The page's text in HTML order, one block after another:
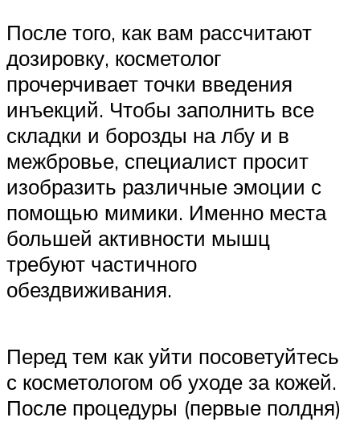
После того, как вам рассчитают
дозировку, косметолог
прочерчивает точки введения
инъекций. Чтобы заполнить все
складки и борозды на лбу и в
межбровье, специалист просит
изобразить различные эмоции с
помощью мимики. Именно места
большей активности мышц
требуют частичного
обездвиживания.
Перед тем как уйти посоветуйтесь
с косметологом об уходе за кожей.
После процедуры (первые полдня)